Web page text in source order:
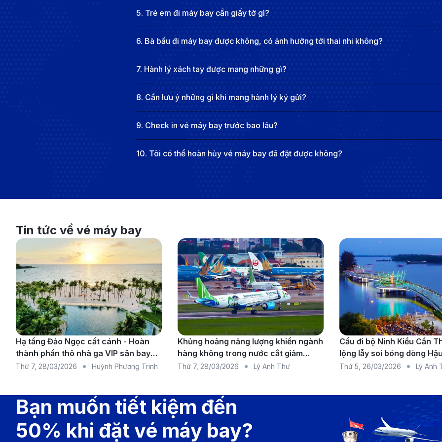
Lưu ý về tiền tệ và thanh toán tại Ả Rập Xê Út
Việc nắm vững quy tắc tài chính tại địa phương sẽ giúp bạn chủ động trong mọi chi tiêu và tận hưởng chuyến đi
trong những quốc gia đi đầu về số hóa thanh toán, mang lại sự tiện lợi tối đa cho du khách:
5. Trẻ em đi máy bay cần giấy tờ gì?
6. Bà bầu đi máy bay được không, có ảnh hưởng tới thai nhi không?
7. Hành lý xách tay được mang những gì?
8. Cần lưu ý những gì khi mang hành lý ký gửi?
9. Check in vé máy bay trước bao lâu?
10. Tôi có thể hoàn hủy vé máy bay đã đặt được không?
Tin tức về vé máy bay
Hạ tầng Đảo Ngọc cất cánh - Hoàn
thành phần thô nhà ga VIP sân bay
Phú Quốc
Thứ 7, 28/03/2026 Huỳnh Phương Trinh
Khủng hoảng năng lượng khiến ngành
hàng không trong nước cắt giảm
chuyến bay do thiếu nhiên liệu diện
Thứ 7, 28/03/2026 Lý Anh Thư
Cầu đi bộ Ninh Kiều Cần
lộng lẫy soi bóng dòng
Thứ 5 26/03/2026 Lý Anh
Bạn muốn tiết kiệm đến
50% khi đặt vé máy bay?